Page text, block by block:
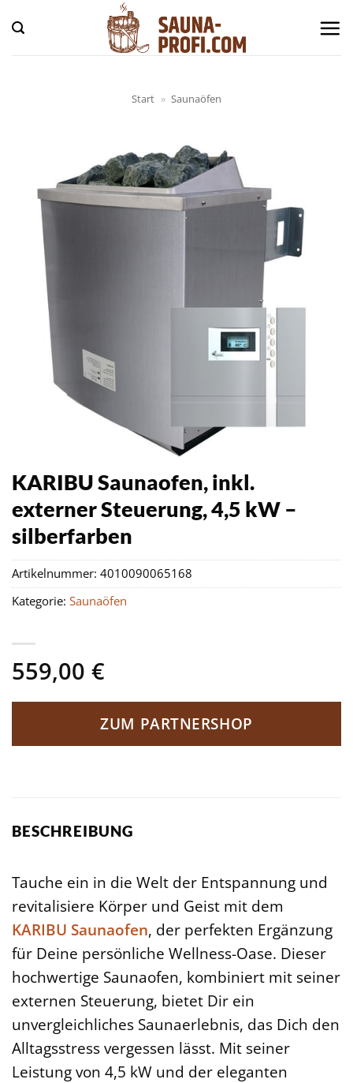
Inhalt
springen
Start » Saunaöfen
KARIBU Saunaofen, inkl.
externer Steuerung, 4,5 kW –
silberfarben
559,00 €
ZUM PARTNERSHOP
Artikelnummer: 4010090065168
Kategorie: Saunaöfen
BESCHREIBUNG
Tauche ein in die Welt der Entspannung und
revitalisiere Körper und Geist mit dem
KARIBU Saunaofen, der perfekten Ergänzung
für Deine persönliche Wellness-Oase. Dieser
hochwertige Saunaofen, kombiniert mit seiner
externen Steuerung, bietet Dir ein
unvergleichliches Saunaerlebnis, das Dich den
Alltagsstress vergessen lässt. Mit seiner
Leistung von 4,5 kW und der eleganten